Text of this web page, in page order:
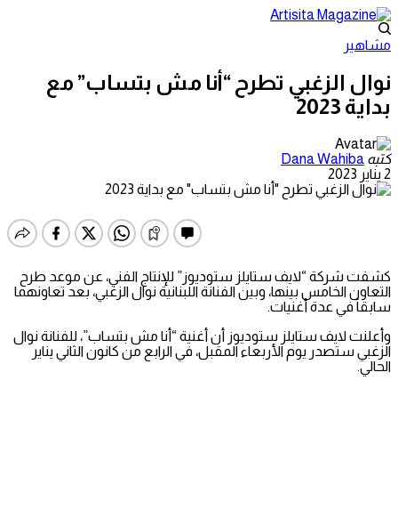
مشاهير
نوال الزغبي تطرح “أنا مش بتساب” مع
بداية 2023
كتبه Dana Wahiba
2 يناير 2023
كشفت شركة “لايف ستايلز ستوديوز” للإنتاج الفني، عن موعد طرح
التعاون الخامس بينها، وبين الفنانة اللبنانية نوال الزغبي، بعد تعاونهما
سابقاً في عدة أغنيات.
وأعلنت لايف ستايلز ستوديوز أن أغنية “أنا مش بتساب”، للفنانة نوال
الزغبي ستصدر يوم الأربعاء المقبل، في الرابع من كانون الثاني يناير
الحالي.